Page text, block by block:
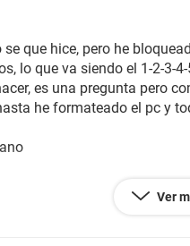
se que hice, pero he
lo que va siendo el 1-2-3-
es una pregunta pero
he formateado el pc y
Ver